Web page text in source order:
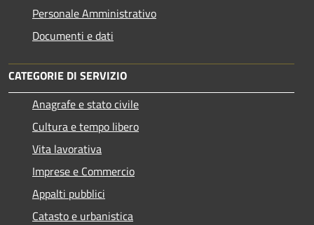
Personale Amministrativo
Documenti e dati
CATEGORIE DI SERVIZIO
Anagrafe e stato civile
Cultura e tempo libero
Vita lavorativa
Imprese e Commercio
Appalti pubblici
Catasto e urbanistica